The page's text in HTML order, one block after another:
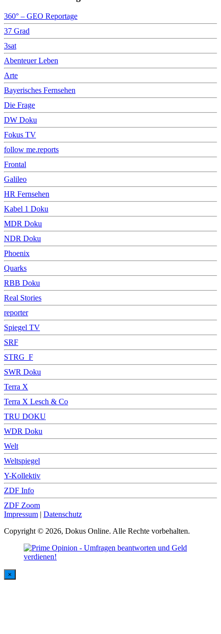
360° – GEO Reportage
37 Grad
3sat
Abenteuer Leben
Arte
Bayerisches Fernsehen
Die Frage
DW Doku
Fokus TV
follow me.reports
Frontal
Galileo
HR Fernsehen
Kabel 1 Doku
MDR Doku
NDR Doku
Phoenix
Quarks
RBB Doku
Real Stories
reporter
Spiegel TV
SRF
STRG_F
SWR Doku
Terra X
Terra X Lesch & Co
TRU DOKU
WDR Doku
Welt
Weltspiegel
Y-Kollektiv
ZDF Info
ZDF Zoom
Impressum | Datenschutz
Copyright © 2026, Dokus Online. Alle Rechte vorbehalten.
×